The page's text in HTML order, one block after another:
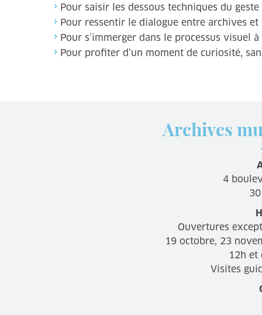
Pour saisir les dessous techniques du
Pour ressentir le dialogue entre archives
Pour s’immerger dans le processus
Pour profiter d’un moment de curiosité,
Archives
4
Ouvertures
19 octobre, 23
12h et
Visites